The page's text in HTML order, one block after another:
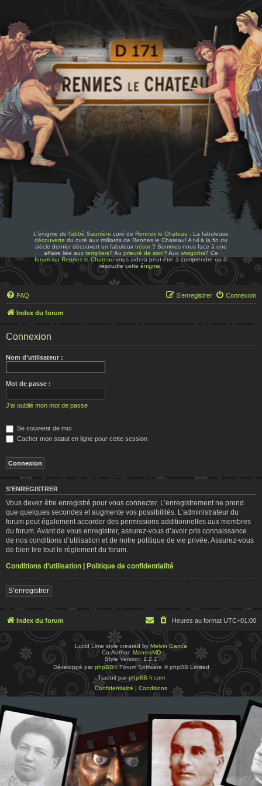
L'énigme de l'abbé Saunière curé de Rennes le Chateau : La fabuleuse
découverte du curé aux milliards de Rennes le Chateau! A t-il à la fin du
siècle dernier découvert un fabuleux trésor? Sommes nous face à une
affaire liée aux templiers? Au prieuré de sion? Aux wisigoths? Ce
forum sur Rennes le Chateauvous aidera peut-être à comprendre ou à
résoudre cetteénigme
FAQ Connexion
S’enregistrer
Index du forum
Connexion
Nom d’utilisateur :
Mot de passe :
J’ai oublié mon mot de passe
Se souvenir de moi
Cacher mon statut en ligne pour cette session
S’ENREGISTRER
Vous devez être enregistré pour vous connecter. L’enregistrement ne prend
que quelques secondes et augmente vos possibilités. L’administrateur du
forum peut également accorder des permissions additionnelles aux membres
du forum. Avant de vous enregistrer, assurez-vous d’avoir pris connaissance
de nos conditions d’utilisation et de notre politique de vie privée. Assurez-vous
de bien lire tout le règlement du forum.
Conditions d’utilisation | Politique de confidentialité
S’enregistrer
Index du forum Heures au format UTC+01:00
Lucid Lime style created byMelvin García
Co-Author: MannixMD
Style Version: 1.2.1
Développé par phpBB® Forum Software © phpBB Limited
Traduit parphpBB-fr.com
Confidentialité | Conditions